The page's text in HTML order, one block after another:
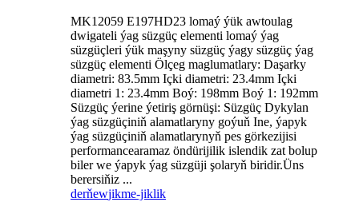
MK12059 E197HD23 lomaý ýük awtoulag
dwigateli ýag süzgüç elementi lomaý ýag
süzgüçleri ýük maşyny süzgüç ýagy süzgüç ýag
süzgüç elementi Ölçeg maglumatlary: Daşarky
diametri: 83.5mm Içki diametri: 23.4mm Içki
diametri 1: 23.4mm Boý: 198mm Boý 1: 192mm
Süzgüç ýerine ýetiriş görnüşi: Süzgüç Dykylan
ýag süzgüçiniň alamatlaryny goýuň Ine, ýapyk
ýag süzgüçiniň alamatlarynyň pes görkezijisi
performancearamaz öndürijilik islendik zat bolup
biler we ýapyk ýag süzgüji şolaryň biridir.Üns
berersiňiz ...
derňewjikme-jiklik